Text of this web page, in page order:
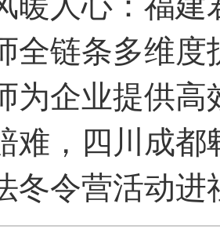
全链条多维度
为企业提供高
难，四川成
冬令营活动